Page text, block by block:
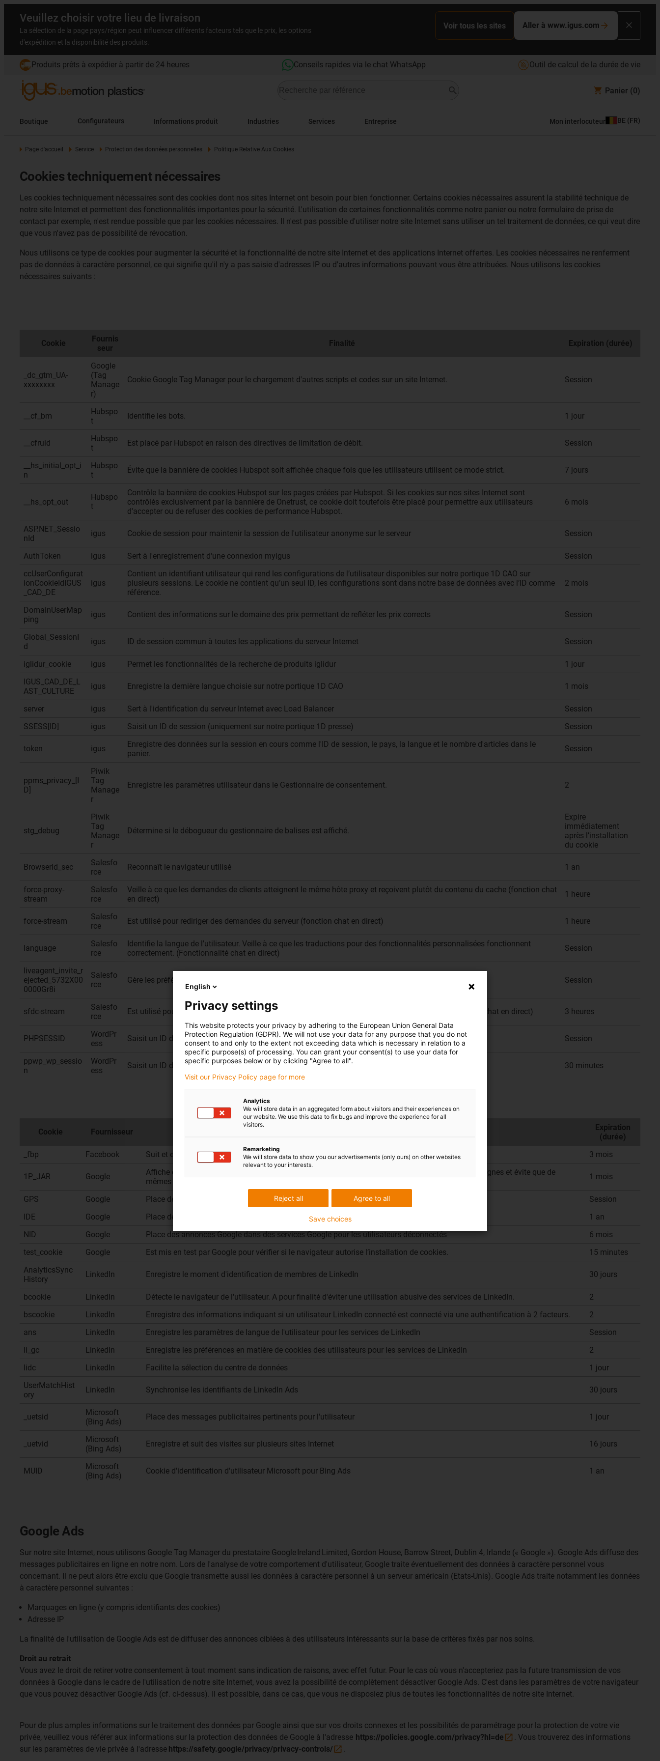
Veuillez choisir votre lieu de livraison
La sélection de la page pays/région peut influencer différents facteurs tels que le prix, les options
d'expédition et la disponibilité des produits.
Voir tous les sites Aller à www.igus.com
Produits prêts à expédier à partir de 24 heures Conseils rapides via le chat WhatsApp Outil de calcul de la durée de vie
Panier (0)
Boutique Configurateurs Informations produit Industries Services Entreprise Mon interlocuteur BE (FR)
Page d'accueil Service Protection des données personnelles Politique Relative Aux Cookies
Cookies techniquement nécessaires
Les cookies techniquement nécessaires sont des cookies dont nos sites Internet ont besoin pour bien fonctionner. Certains cookies nécessaires assurent la stabilité technique de
notre site Internet et permettent des fonctionnalités importantes pour la sécurité. L'utilisation de certaines fonctionnalités comme notre panier ou notre formulaire de prise de
contact par exemple, n'est rendue possible que par les cookies nécessaires. Il n'est pas possible d'utiliser notre site Internet sans utiliser un tel traitement de données, ce qui veut dire
que vous n'avez pas de possibilité de révocation.
Nous utilisons ce type de cookies pour augmenter la sécurité et la fonctionnalité de notre site Internet et des applications Internet offertes. Les cookies nécessaires ne renferment
pas de données à caractère personnel, ce qui signifie qu'il n'y a pas saisie d'adresses IP ou d'autres informations pouvant vous être attribuées. Nous utilisons les cookies
nécessaires suivants :
Cookie
Fournis
seur
Finalité Expiration (durée)
_dc_gtm_UA-
xxxxxxxx
Google
(Tag
Manage
r)
Cookie Google Tag Manager pour le chargement d'autres scripts et codes sur un site Internet. Session
__cf_bm
Hubspo
t
Identifie les bots. 1 jour
__cfruid
Hubspo
t
Est placé par Hubspot en raison des directives de limitation de débit. Session
__hs_initial_opt_i
n
Hubspo
t
Évite que la bannière de cookies Hubspot soit affichée chaque fois que les utilisateurs utilisent ce mode strict. 7 jours
__hs_opt_out
Hubspo
t
Contrôle la bannière de cookies Hubspot sur les pages créées par Hubspot. Si les cookies sur nos sites Internet sont
contrôlés exclusivement par la bannière de Onetrust, ce cookie doit toutefois être placé pour permettre aux utilisateurs
d'accepter ou de refuser des cookies de performance Hubspot.
6 mois
ASP.NET_Sessio
nId
igus Cookie de session pour maintenir la session de l'utilisateur anonyme sur le serveur Session
AuthToken igus Sert à l'enregistrement d'une connexion myigus
Session
ccUserConfigurat
ionCookieIdIGUS
_CAD_DE
igus
Contient un identifiant utilisateur qui rend les configurations de l’utilisateur disponibles sur notre portique 1D CAO sur
plusieurs sessions. Le cookie ne contient qu’un seul ID, les configurations sont dans notre base de données avec l’ID comme
référence.
2 mois
DomainUserMap
ping
igus Contient des informations sur le domaine des prix permettant de refléter les prix corrects Session
Global_SessionI
d
igus ID de session commun à toutes les applications du serveur Internet Session
iglidur_cookie igus Permet les fonctionnalités de la recherche de produits iglidur
1 jour
IGUS_CAD_DE_L
AST_CULTURE
igus Enregistre la dernière langue choisie sur notre portique 1D CAO 1 mois
server igus Sert à l'identification du serveur Internet avec Load Balancer
Session
SSESS[ID]
igus Saisit un ID de session (uniquement sur notre portique 1D presse) Session
token igus
Enregistre des données sur la session en cours comme l'ID de session, le pays, la langue et le nombre d'articles dans le
panier.
Session
ppms_privacy_[I
D]
Piwik
Tag
Manage
r
Enregistre les paramètres utilisateur dans le Gestionnaire de consentement. 2
stg_debug
Piwik
Tag
Manage
r
Détermine si le débogueur du gestionnaire de balises est affiché.
Expire
immédiatement
après l’installation
du cookie
BrowserId_sec
Salesfo
rce
Reconnaît le navigateur utilisé 1 an
force-proxy-
stream
Salesfo
rce
Veille à ce que les demandes de clients atteignent le même hôte proxy et reçoivent plutôt du contenu du cache (fonction chat
en direct)
1 heure
force-stream
Salesfo
rce
Est utilisé pour rediriger des demandes du serveur (fonction chat en direct) 1 heure
language
Salesfo
rce
Identifie la langue de l'utilisateur. Veille à ce que les traductions pour des fonctionnalités personnalisées fonctionnent
correctement. (Fonctionnalité chat en direct)
Session
liveagent_invite_r
ejected_5732X00
0000Gr8i
Salesfo
rce
Gère les préférences de chat en direct de l'utilisateur Session
sfdc-stream
Salesfo
rce
Est utilisé pour le routage de demandes du serveur au sein de l'infrastructure Salesforce (fonctionnalité chat en direct) 3 heures
PHPSESSID
WordPr
ess
Saisit un ID de session (sur nos pages de blog) Session
ppwp_wp_sessio
n
WordPr
ess
Saisit un ID de session (sur nos pages de blog) 30 minutes
Cookie Fournisseur
Expiration
(durée)
_fbp
Facebook Suit et enregistre les visites sur différents sites Internet 3 mois
1P_JAR Google
Affiche des messages publicitaires ciblés, améliore les comptes rendus de performance des campagnes et évite que de
mêmes annonces soient diffusées trop souvent
1 mois
GPS Google Place des messages publicitaires pertinents pour l'utilisateur
Session
IDE
Google Place des annonces Google en dehors de Google
1 an
NID
Google Place des annonces Google dans des services Google pour les utilisateurs déconnectés
6 mois
test_cookie
Google Est mis en test par Google pour vérifier si le navigateur autorise l’installation de cookies.
15 minutes
AnalyticsSync
History
LinkedIn Enregistre le moment d'identification de membres de LinkedIn 30 jours
bcookie LinkedIn Détecte le navigateur de l'utilisateur. A pour finalité d'éviter une utilisation abusive des services de LinkedIn.
2
bscookie
LinkedIn Enregistre des informations indiquant si un utilisateur LinkedIn connecté est connecté via une authentification à 2 facteurs.
2
ans
LinkedIn Enregistre les paramètres de langue de l'utilisateur pour les services de LinkedIn
Session
li_gc
LinkedIn Enregistre les préférences en matière de cookies des utilisateurs pour les services de LinkedIn
2
lidc
LinkedIn Facilite la sélection du centre de données
1 jour
UserMatchHist
ory
LinkedIn Synchronise les identifiants de LinkedIn Ads 30 jours
_uetsid
Microsoft
(Bing Ads)
Place des messages publicitaires pertinents pour l'utilisateur 1 jour
_uetvid
Microsoft
(Bing Ads)
Enregistre et suit des visites sur plusieurs sites Internet 16 jours
MUID
Microsoft
(Bing Ads)
Cookie d'identification d'utilisateur Microsoft pour Bing Ads 1 an
Google Ads
Sur notre site Internet, nous utilisons Google Tag Manager du prestataire Google Ireland Limited, Gordon House, Barrow Street, Dublin 4, Irlande (« Google »). Google Ads diffuse des
messages publicitaires en ligne en notre nom. Lors de l'analyse de votre comportement d'utilisateur, Google traite éventuellement des données à caractère personnel vous
concernant. Il ne peut alors être exclu que Google transmette aussi les données à caractère personnel à un serveur américain (Etats-Unis). Google Ads traite notamment les données
à caractère personnel suivantes :
Marquages en ligne (y compris identifiants des cookies)
Adresse IP
La finalité de l'utilisation de Google Ads est de diffuser des annonces ciblées à des utilisateurs intéressants sur la base de critères fixés par nos soins.
Droit au retrait
Vous avez le droit de retirer votre consentement à tout moment sans indication de raisons, avec effet futur. Pour le cas où vous n'accepteriez pas la future transmission de vos
données à Google dans le cadre de l'utilisation de notre site Internet, vous avez la possibilité de complètement désactiver Google Ads. C'est dans les paramètres de votre navigateur
que vous pouvez désactiver Google Ads (cf. ci-dessus). Il est possible, dans ce cas, que vous ne disposiez plus de toutes les fonctionnalités de notre site Internet.
Pour de plus amples informations sur le traitement des données par Google ainsi que sur vos droits connexes et les possibilités de paramétrage pour la protection de votre vie
privée, veuillez vous référer aux informations sur la protection des données de Google à l'adresse https://policies.google.com/privacy?hl=de
. Vous trouverez des informations
sur les paramètres de vie privée à l'adresse https://safety.google/privacy/privacy-controls/ .
English
Privacy settings
This website protects your privacy by adhering to the European Union General Data
Protection Regulation (GDPR). We will not use your data for any purpose that you do not
consent to and only to the extent not exceeding data which is necessary in relation to a
specific purpose(s) of processing. You can grant your consent(s) to use your data for
specific purposes below or by clicking "Agree to all".
Visit our Privacy Policy page for more
Analytics
We will store data in an aggregated form about visitors and their experiences on
our website. We use this data to fix bugs and improve the experience for all
visitors.
Remarketing
We will store data to show you our advertisements (only ours) on other websites
relevant to your interests.
Agree to all
Reject all
Save choices